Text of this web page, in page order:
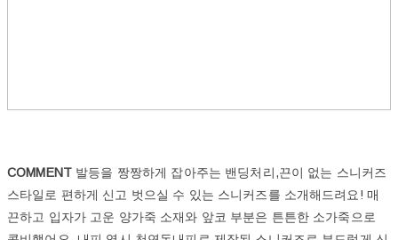
COMMENT 발등을 짱짱하게 잡아주는 밴딩처리,끈이 없는 스니커즈
스타일로 편하게 신고 벗으실 수 있는 스니커즈를 소개해드려요! 매
끈하고 입자가 고운 양가죽 소재와 앞코 부분은 튼튼한 소가죽으로